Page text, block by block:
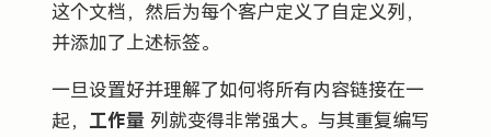
这个文档，然后为每个客户定义了自定义列，
并添加了上述标签。
一旦设置好并理解了如何将所有内容链接在一
起， 工作量 列就变得非常强大。与其重复编写